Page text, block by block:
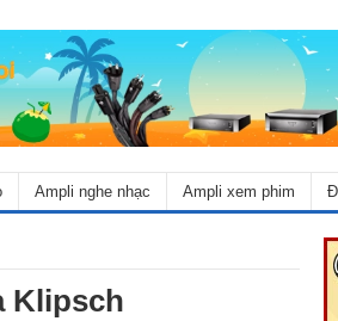
Ampli nghe nhạc Ampli xem phim
Klipsch